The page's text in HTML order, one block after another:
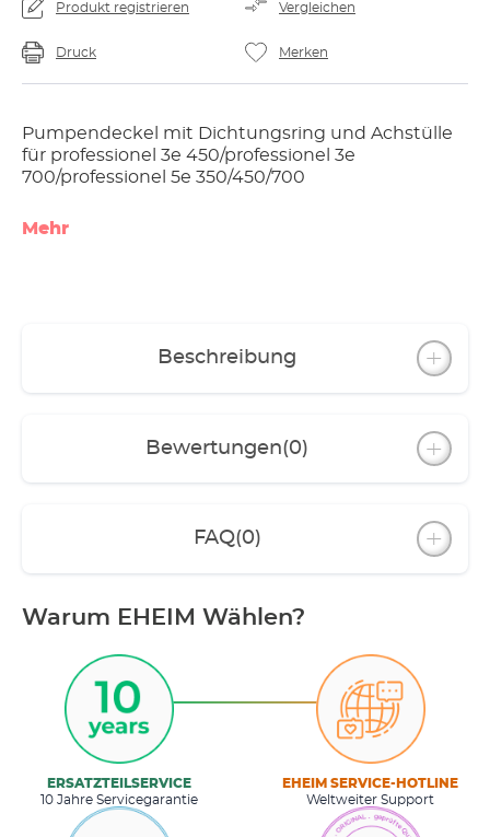
Produkt registrieren Vergleichen
Druck Merken
Pumpendeckel mit Dichtungsring und Achstülle
für professionel 3e 450/professionel 3e
700/professionel 5e 350/450/700
Mehr
Beschreibung
Bewertungen(0)
FAQ(0)
Warum EHEIM Wählen?
ERSATZTEILSERVICE
10 Jahre Servicegarantie
EHEIM SERVICE-HOTLINE
Weltweiter Support